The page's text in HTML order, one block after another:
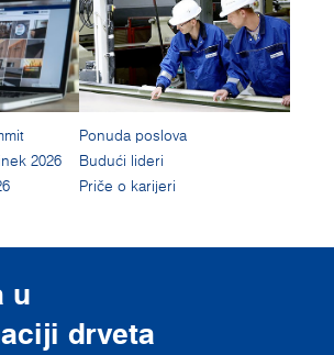
2026
Ponuda poslova
Budući lideri
Priče o karijeri
u
drveta